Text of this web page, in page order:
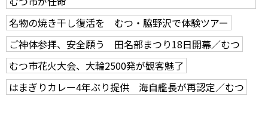
名物の焼き干し復活を むつ・脇野沢で体験ツアー
ご神体参拝、安全願う 田名部まつり18日開幕／むつ
むつ市花火大会、大輪2500発が観客魅了
はまぎりカレー4年ぶり提供 海自艦長が再認定／むつ